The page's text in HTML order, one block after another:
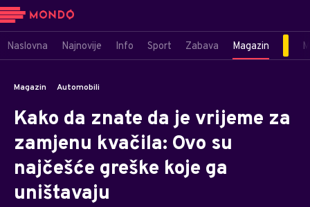
Naslovna Najnovije Info Sport Zabava Magazin
Magazin Automobili
Kako da znate da je vrijeme za
zamjenu kvačila: Ovo su
najčešće greške koje ga
uništavaju